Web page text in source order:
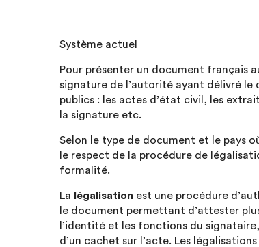
Système actuel
Pour présenter un document français
signature de l’autorité ayant délivré
publics : les actes d’état civil, les
la signature etc.
Selon le type de document et le
le respect de la procédure de
formalité.
La légalisation est une procédure
le document permettant d’attester
l’identité et les fonctions du
d’un cachet sur l’acte. Les